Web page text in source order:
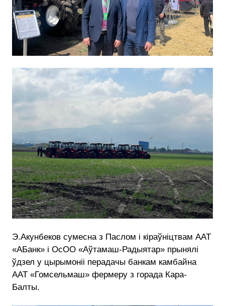
Э.Акунбеков сумесна з Паслом і кіраўніцтвам ААТ
«АБанк» і ОсОО «Аўтамаш-Радыятар» прынялі
ўдзел у цырымоніі перадачы банкам камбайна
ААТ «Гомсельмаш» фермеру з горада Кара-
Балты.